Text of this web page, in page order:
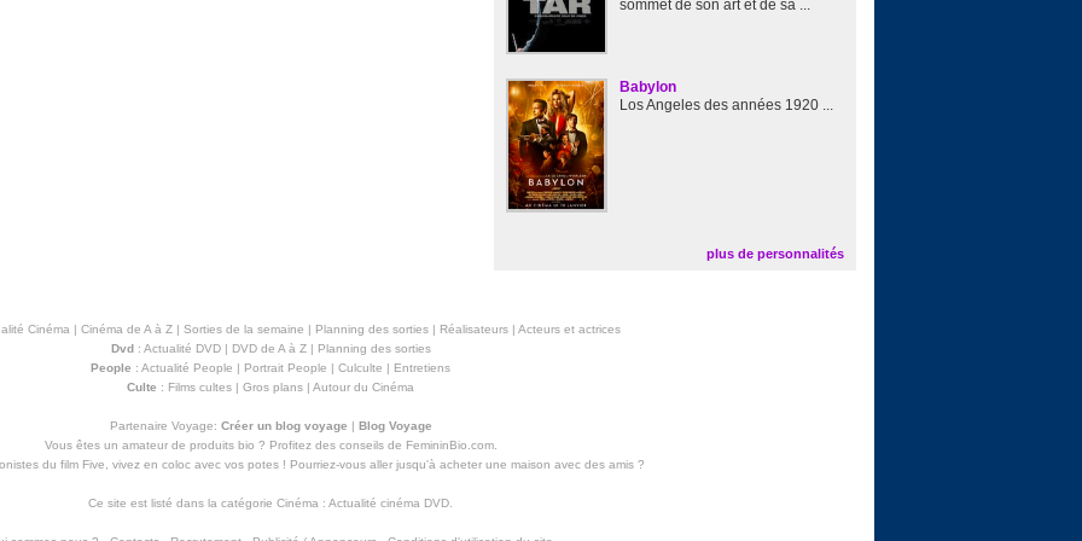
sommet de son art et de sa ...
Babylon
Los Angeles des années 1920 ...
plus de personnalités
Cinéma | Cinéma de A à Z| Sorties de la semaine | Planning des sorties| Réalisateurs| Acteurs et actrices
Dvd: Actualité DVD| DVD de A à Z| Planning des sorties
People : Actualité People | Portrait People | Culculte | Entretiens
Culte : Films cultes | Gros plans | Autour du Cinéma
Partenaire Voyage: Créer un blog voyage | Blog Voyage
Vous êtes un amateur de produits bio ? Profitez des conseils de FemininBio.com.
du film Five, vivez en coloc avec vos potes ! Pourriez-vous aller jusqu'à acheter une maison avec des amis?
Ce site est listé dans la catégorie Cinéma : Actualité cinéma DVD